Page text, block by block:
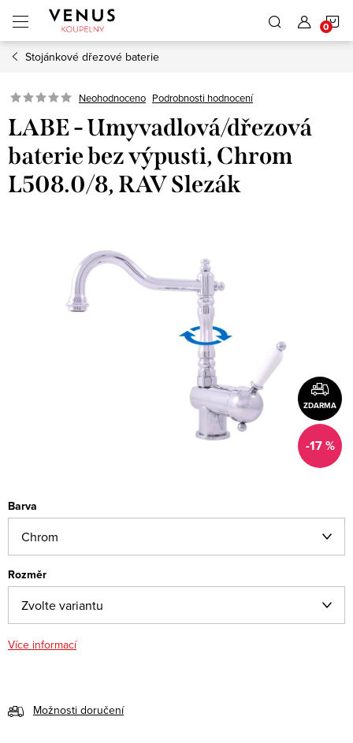
obsah
Stojánkové dřezové baterie
Neohodnoceno Podrobnosti hodnocení
LABE - Umyvadlová/dřezová
baterie bez výpusti, Chrom
L508.0/8, RAV Slezák
ZDARMA
-17 %
Barva
Rozměr
Více informací
Možnosti doručení